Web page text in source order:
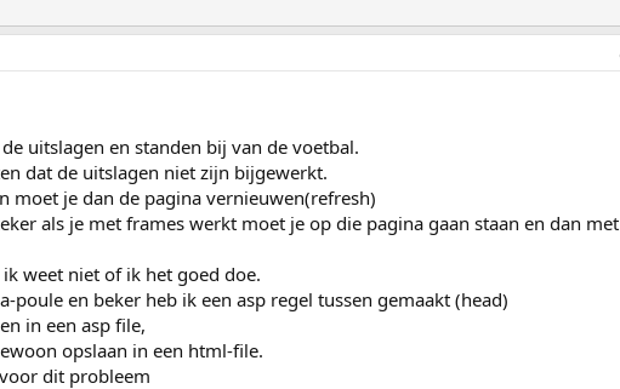
uitslagen en standen bij van de voetbal.
dat de uitslagen niet zijn bijgewerkt.
moet je dan de pagina vernieuwen(refresh)
als je met frames werkt moet je op die pagina gaan staan en dan met
weet niet of ik het goed doe.
poule en beker heb ik een asp regel tussen gemaakt (head)
in een asp file,
opslaan in een html-file.
dit probleem